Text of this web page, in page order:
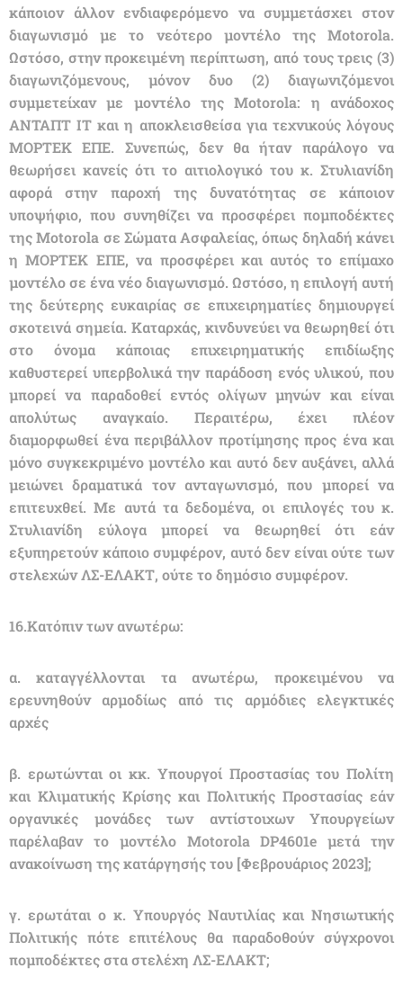
κάποιον άλλον ενδιαφερόμενο να συμμετάσχει στον
διαγωνισμό με το νεότερο μοντέλο της Motorola.
Ωστόσο, στην προκειμένη περίπτωση, από τους τρεις (3)
διαγωνιζόμενους, μόνον δυο (2) διαγωνιζόμενοι
συμμετείχαν με μοντέλο της Motorola: η ανάδοχος
ΑΝΤΑΠΤ ΙΤ και η αποκλεισθείσα για τεχνικούς λόγους
ΜΟΡΤΕΚ ΕΠΕ. Συνεπώς, δεν θα ήταν παράλογο να
θεωρήσει κανείς ότι το αιτιολογικό του κ. Στυλιανίδη
αφορά στην παροχή της δυνατότητας σε κάποιον
υποψήφιο, που συνηθίζει να προσφέρει πομποδέκτες
της Motorola σε Σώματα Ασφαλείας, όπως δηλαδή κάνει
η ΜΟΡΤΕΚ ΕΠΕ, να προσφέρει και αυτός το επίμαχο
μοντέλο σε ένα νέο διαγωνισμό. Ωστόσο, η επιλογή αυτή
της δεύτερης ευκαιρίας σε επιχειρηματίες δημιουργεί
σκοτεινά σημεία. Καταρχάς, κινδυνεύει να θεωρηθεί ότι
στο όνομα κάποιας επιχειρηματικής επιδίωξης
καθυστερεί υπερβολικά την παράδοση ενός υλικού, που
μπορεί να παραδοθεί εντός ολίγων μηνών και είναι
απολύτως αναγκαίο. Περαιτέρω, έχει πλέον
διαμορφωθεί ένα περιβάλλον προτίμησης προς ένα και
μόνο συγκεκριμένο μοντέλο και αυτό δεν αυξάνει, αλλά
μειώνει δραματικά τον ανταγωνισμό, που μπορεί να
επιτευχθεί. Με αυτά τα δεδομένα, οι επιλογές του κ.
Στυλιανίδη εύλογα μπορεί να θεωρηθεί ότι εάν
εξυπηρετούν κάποιο συμφέρον, αυτό δεν είναι ούτε των
στελεχών ΛΣ-ΕΛΑΚΤ, ούτε το δημόσιο συμφέρον.
16.Κατόπιν των ανωτέρω:
α. καταγγέλλονται τα ανωτέρω, προκειμένου να
ερευνηθούν αρμοδίως από τις αρμόδιες ελεγκτικές
αρχές
β. ερωτώνται οι κκ. Υπουργοί Προστασίας του Πολίτη
και Κλιματικής Κρίσης και Πολιτικής Προστασίας εάν
οργανικές μονάδες των αντίστοιχων Υπουργείων
παρέλαβαν το μοντέλο Μοtorola DP4601e μετά την
ανακοίνωση της κατάργησής του [Φεβρουάριος 2023];
γ. ερωτάται ο κ. Υπουργός Ναυτιλίας και Νησιωτικής
Πολιτικής πότε επιτέλους θα παραδοθούν σύγχρονοι
πομποδέκτες στα στελέχη ΛΣ-ΕΛΑΚΤ;